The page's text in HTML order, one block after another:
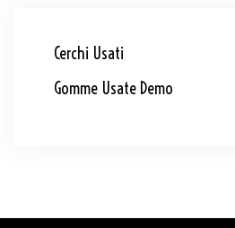
Cerchi Usati
Gomme Usate Demo